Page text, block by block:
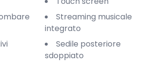
Streaming musicale
integrato
Sedile posteriore
sdoppiato